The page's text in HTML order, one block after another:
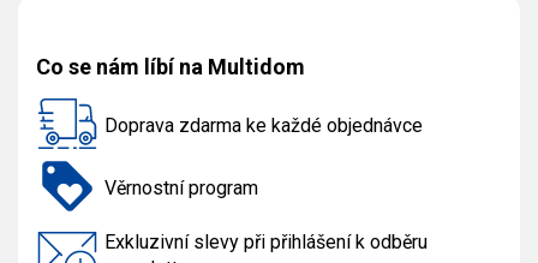
Co se nám líbí na Multidom
Doprava zdarma ke každé objednávce
Věrnostní program
Exkluzivní slevy při přihlášení k odběru